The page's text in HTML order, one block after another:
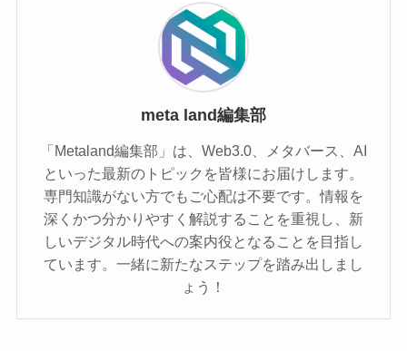
meta land編集部
「Metaland編集部」は、Web3.0、メタバース、AI
といった最新のトピックを皆様にお届けします。
専門知識がない方でもご心配は不要です。情報を
深くかつ分かりやすく解説することを重視し、新
しいデジタル時代への案内役となることを目指し
ています。一緒に新たなステップを踏み出しまし
ょう！